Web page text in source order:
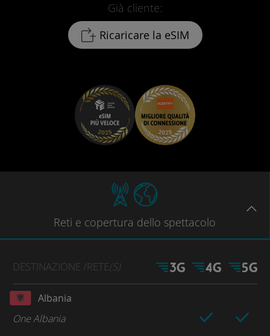
Già cliente:
Ricaricare la eSIM
Reti e copertura dello spettacolo
DESTINAZIONE /RETE(S)
Albania
One Albania